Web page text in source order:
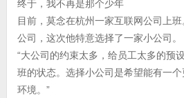
终于，我不再是那个少年
目前，莫念在杭州一家互联网公司上
公司，这次他特意选择了一家小公司。
“大公司的约束太多，给员工太多的预
班的状态。选择小公司是希望能有一
环境。”